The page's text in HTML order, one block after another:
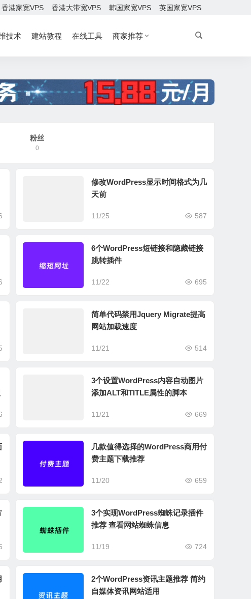
香港家宽VPS 香港大带宽VPS 韩国家宽VPS 英国家宽VPS
技术 建站教程 在线工具 商家推荐
粉丝
0
修改WordPress显示时间格式为几
天前
11/25 587
6个WordPress短链接和隐藏链接
跳转插件
11/22 695
简单代码禁用Jquery Migrate提高
网站加载速度
11/21 514
3个设置WordPress内容自动图片
添加ALT和TITLE属性的脚本
11/21 669
几款值得选择的WordPress商用付
费主题下载推荐
11/20 659
3个实现WordPress蜘蛛记录插件
推荐 查看网站蜘蛛信息
11/19 724
2个WordPress资讯主题推荐 简约
自媒体资讯网站适用